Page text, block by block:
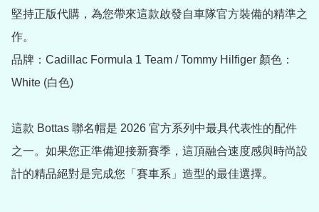
堅持正版代購，為您帶來這款啟發自車隊官方裝備的精準之
作。
品牌：Cadillac Formula 1 Team / Tommy Hilfiger 顏色：
White (白色)
這款 Bottas 聯名帽是 2026 官方系列中最具代表性的配件
之一。如果您正準備迎接新賽季，這頂融合速度感與時尚設
計的精品絕對是完成您「賽車系」造型的最佳選擇。